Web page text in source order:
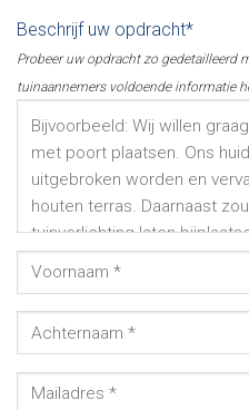
Beschrijf uw opdracht*
Probeer uw opdracht zo gedetailleerd
tuinaannemers voldoende informatie